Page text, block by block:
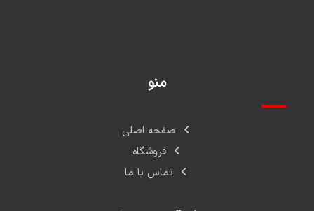
منو
صفحه اصلی
فروشگاه
تماس با ما